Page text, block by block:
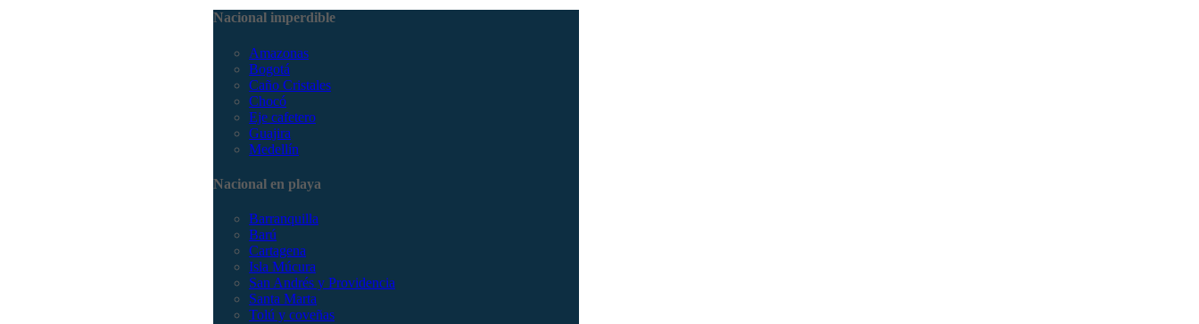
Nacional imperdible
Amazonas
Bogotá
Caño Cristales
Chocó
Eje cafetero
Guajira
Medellín
Nacional en playa
Barranquilla
Barú
Cartagena
Isla Múcura
San Andrés y Providencia
Santa Marta
Tolú y coveñas